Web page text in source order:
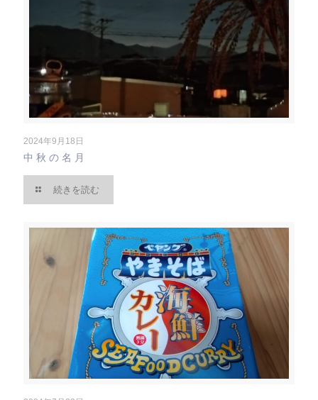
2024年9月18日
中秋の名月
続きを読む